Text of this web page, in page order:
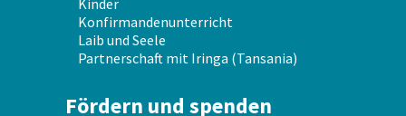
Kinder
Konfirmandenunterricht
Laib und Seele
Partnerschaft mit Iringa (Tansania)
Fördern und spenden